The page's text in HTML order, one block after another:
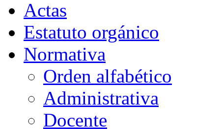
Actas
Estatuto orgánico
Normativa
Orden alfabético
Administrativa
Docente